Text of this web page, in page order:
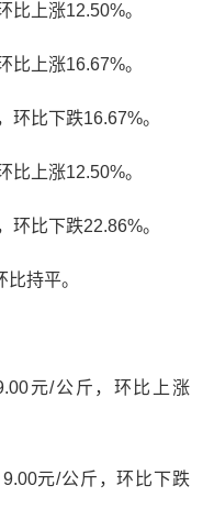
比上涨12.50%。
比上涨16.67%。
环比下跌16.67%。
比上涨12.50%。
环比下跌22.86%。
比持平。
元/公斤，环比上涨
元/公斤，环比下跌